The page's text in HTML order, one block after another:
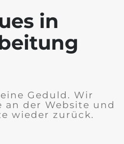
in
Geduld. Wir
an der Website und
wieder zurück.